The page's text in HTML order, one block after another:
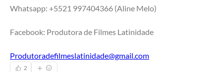
Whatsapp: +5521 997404366 (Aline Melo)
Facebook: Produtora de Filmes Latinidade
Produtoradefilmeslatinidade@gmail.com
2